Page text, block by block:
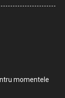
momentele